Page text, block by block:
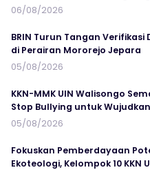
06/08/2026
BRIN Turun Tangan
di Perairan Mororejo Jepara
05/08/2026
KKN-MMK UIN Walisongo
Stop Bullying untuk
05/08/2026
Fokuskan Pemberdayaan
Ekoteologi, Kelompok 10 KKN